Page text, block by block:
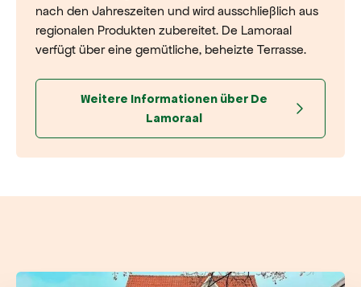
nach den Jahreszeiten und wird ausschließlich aus
regionalen Produkten zubereitet. De Lamoraal
verfügt über eine gemütliche, beheizte Terrasse.
Weitere Informationen über De
Lamoraal